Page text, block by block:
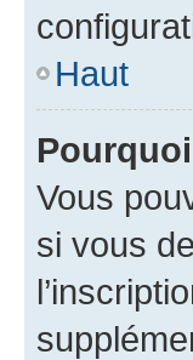
Haut
Vous
si vous